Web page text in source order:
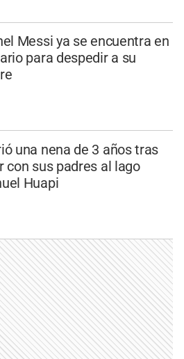
Messi ya se encuentra en
para despedir a su
una nena de 3 años tras
con sus padres al lago
Huapi